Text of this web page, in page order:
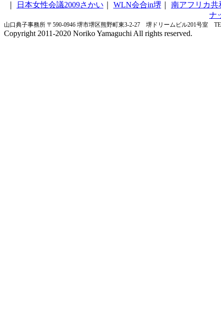
日本女性会議2009さかい WLN会合in堺
南アフリカ共
ナ
山口典子事務所 〒590-0946 堺市堺区熊野町東3-2-27 堺ドリームビル201号室
Copyright 2011-2020 Noriko Yamaguchi All rights reserved.